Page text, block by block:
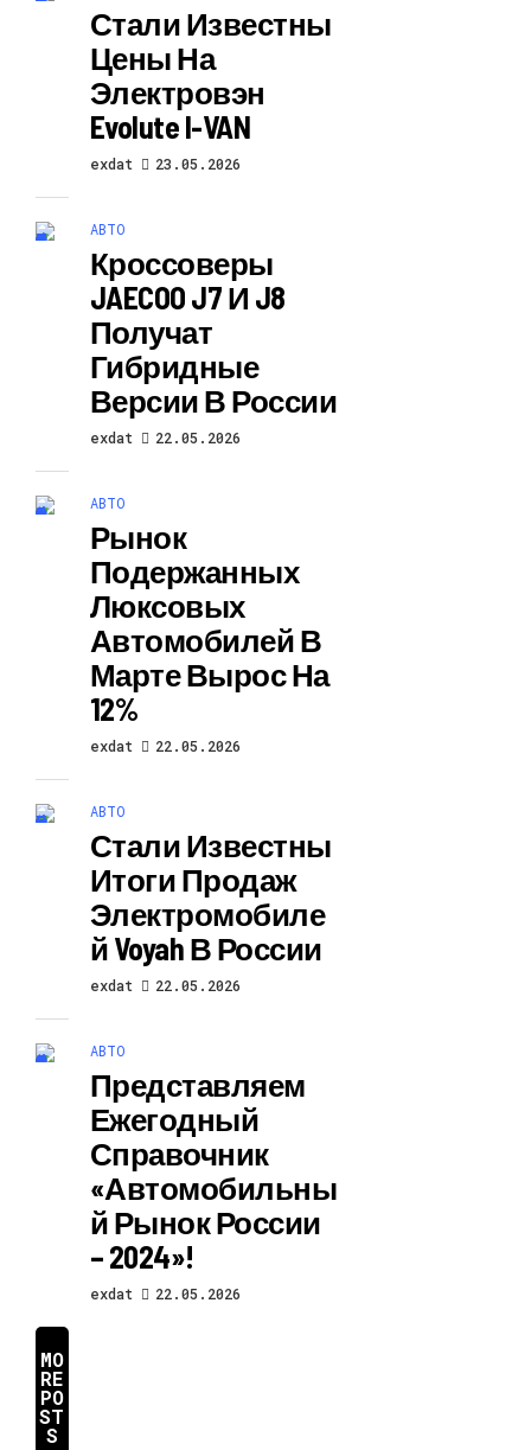
Стали Известны
Цены На
Электровэн
Evolute I-VAN
exdat 23.05.2026
АВТО
Кроссоверы
JAECOO J7 И J8
Получат
Гибридные
Версии В России
exdat 22.05.2026
АВТО
Рынок
Подержанных
Люксовых
Автомобилей В
Марте Вырос На
12%
exdat 22.05.2026
АВТО
Стали Известны
Итоги Продаж
Электромобиле
Й Voyah В России
exdat 22.05.2026
АВТО
Представляем
Ежегодный
Справочник
«Автомобильны
Й Рынок России
– 2024»!
exdat 22.05.2026
MO
RE
PO
ST
S